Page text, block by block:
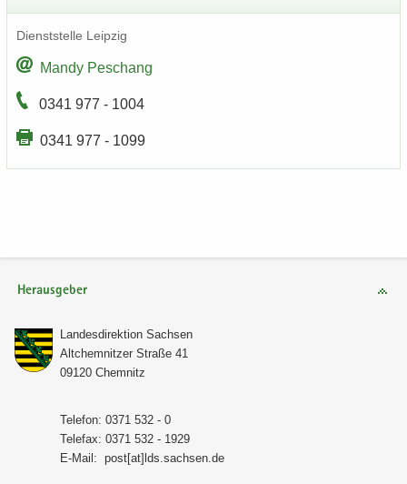
Dienst­stel­le Leip­zig
Mandy Peschang
0341 977 - 1004
0341 977 - 1099
Herausgeber
Lan­des­di­rek­ti­on Sach­sen
Alt­chem­nit­zer Stra­ße 41
09120 Chem­nitz
Te­le­fon: 0371 532 - 0
Te­le­fax: 0371 532 - 1929
E-​Mail: post[at]lds.sach­sen.de